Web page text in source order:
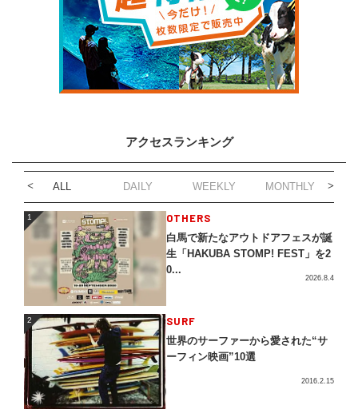
アクセスランキング
ALL DAILY WEEKLY MONTHLY
1 OTHERS
白馬で新たなアウトドアフェスが誕
生「HAKUBA STOMP! FEST」を2
0...
2026.8.4
2 SURF
世界のサーファーから愛された“サ
ーフィン映画”10選
2016.2.15